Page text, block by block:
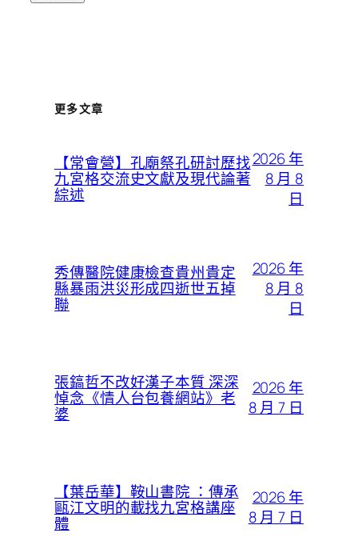
更多文章
【常會營】孔廟祭孔研討歷找
九宮格交流史文獻及現代論著
綜述
2026 年
8 月 8
日
秀傳醫院健康檢查貴州貴定
縣暴雨洪災形成四逝世五掉
聯
2026 年
8 月 8
日
張鎬哲不改好漢子本質 深深
悼念《情人台包養網站》老
婆
2026 年
8 月 7 日
【葉岳華】鞍山書院 ：傳承
甌江文明的載找九宮格講座
體
2026 年
8 月 7 日